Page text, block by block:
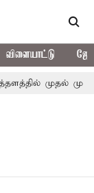
விளையாட்டு
முதல்